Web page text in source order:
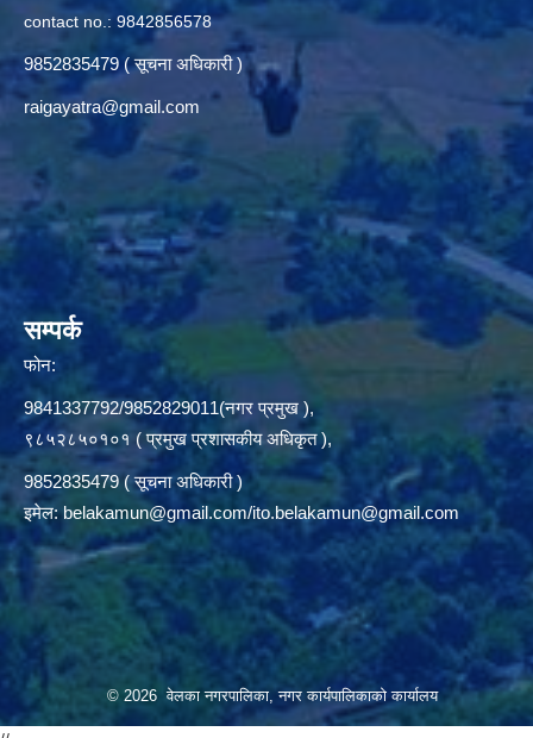
contact no.: 9842856578
9852835479 ( सूचना अधिकारी )
raigayatra@gmail.com
सम्पर्क
फोन:
9841337792/9852829011(नगर प्रमुख ),
९८५२८५०१०१ ( प्रमुख प्रशासकीय अधिकृत ),
9852835479 ( सूचना अधिकारी )
इमेल:belakamun@gmail.com/ito.belakamun@gmail.com
© 2026 वेलका नगरपालिका, नगर कार्यपालिकाको कार्यालय